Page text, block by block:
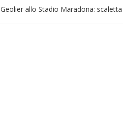
Geolier allo Stadio Maradona: